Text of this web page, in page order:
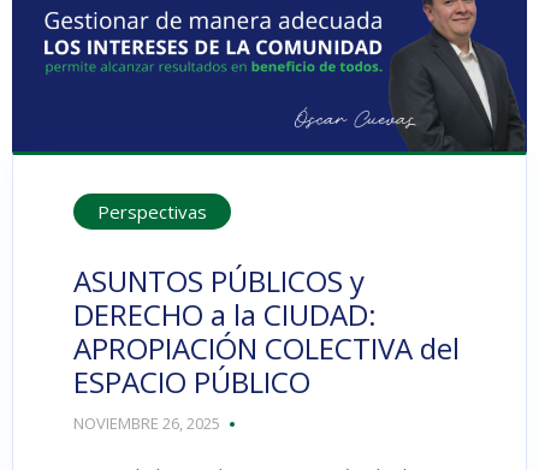
Perspectivas
ASUNTOS PÚBLICOS y
DERECHO a la CIUDAD:
APROPIACIÓN COLECTIVA del
ESPACIO PÚBLICO
NOVIEMBRE 26, 2025